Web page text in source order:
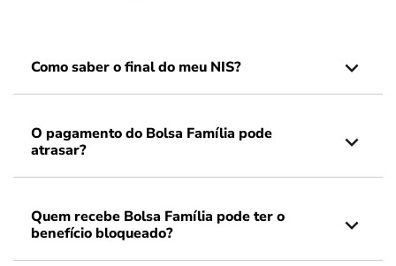
Como saber o final do meu NIS?
O pagamento do Bolsa Família pode
atrasar?
Quem recebe Bolsa Família pode ter o
benefício bloqueado?